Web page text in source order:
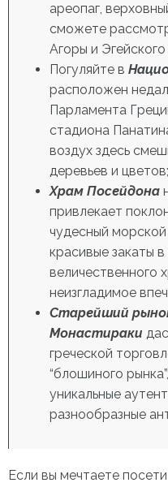
ареопаг,
сможете
Агоры и
Погуляйте в
расположен
Парламента
стадиона
воздух здесь
деревьев и цветов;
Храм Посейдона
привлекает
чудесный
красивые закаты
величественного
неизгладимое
Старейший
Монастираки
греческой
“блошиного
уникальные
разнообразные
Если вы мечтаете